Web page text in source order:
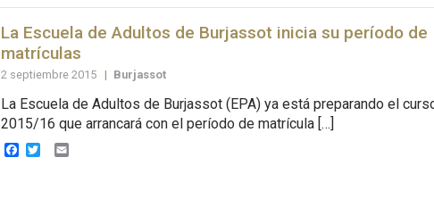
La Escuela de Adultos de Burjassot inicia su período de
matrículas
2 septiembre 2015 | Burjassot
La Escuela de Adultos de Burjassot (EPA) ya está preparando el
2015/16 que arrancará con el período de matrícula […]
Facebook
Twitter